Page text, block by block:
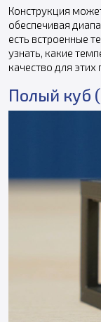
Конструкция
обеспечивая
есть встроенные
узнать, какие
качество для этих
Полый куб